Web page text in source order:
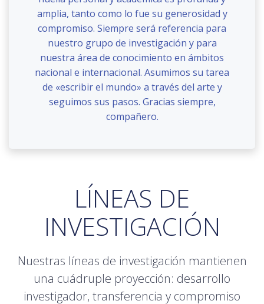
amplia, tanto como lo fue su generosidad y
compromiso. Siempre será referencia para
nuestro grupo de investigación y para
nuestra área de conocimiento en ámbitos
nacional e internacional. Asumimos su tarea
de «escribir el mundo» a través del arte y
seguimos sus pasos. Gracias siempre,
compañero.
LÍNEAS DE
INVESTIGACIÓN
Nuestras líneas de investigación mantienen
una cuádruple proyección: desarrollo
investigador, transferencia y compromiso